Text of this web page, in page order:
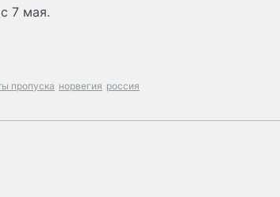
7 мая.
пропуска норвегия россия